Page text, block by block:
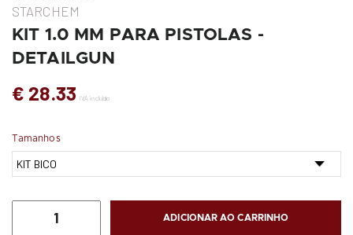
STARCHEM
KIT 1.0 MM PARA PISTOLAS -
DETAILGUN
€ 28.33 IVA incluído
Tamanhos
ADICIONAR AO CARRINHO